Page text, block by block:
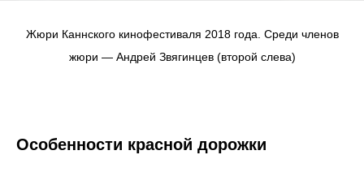
Жюри Каннского кинофестиваля 2018 года. Среди членов
жюри — Андрей Звягинцев (второй слева)
Особенности красной дорожки